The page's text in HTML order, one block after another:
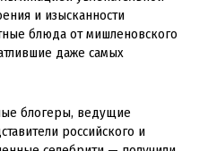
и изысканности
блюда от мишленовского
даже самых
блогеры, ведущие
российского и